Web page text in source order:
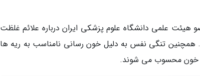
علمی دانشگاه علوم پزشکی ایران درباره علائم غلظت
تنگی نفس به دلیل خون رسانی نامناسب به ریه ها
خون محسوب می شوند.